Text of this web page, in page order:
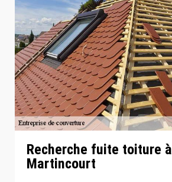
Recherche fuite toiture à
Martincourt